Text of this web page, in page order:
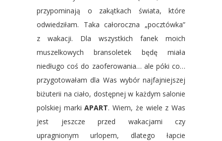
przypominają o zakątkach świata, które
odwiedziłam. Taka całoroczna „pocztówka”
z wakacji. Dla wszystkich fanek moich
muszelkowych bransoletek będę miała
niedługo coś do zaoferowania… ale póki co…
przygotowałam dla Was wybór najfajniejszej
biżuterii na ciało, dostępnej w każdym salonie
polskiej markiAPART. Wiem, że wiele z Was
jest jeszcze przed wakacjami czy
upragnionym urlopem, dlatego łapcie